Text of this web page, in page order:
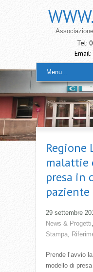
Tel:
Email:
Menu...
Regione
malattie
presa in
paziente
29 settembre
News & Progetti,
Stampa,
Prende l’avvio
modello di